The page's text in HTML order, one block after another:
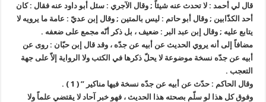
قال لي أحمد : لا تحدث عنه شيئاً ; وقال الآجري : سئل أبو داود عنه فقال : كان
أحد الكذّابين ; وقال أبو حاتم : ليس بالمتين ; وقال إبن عديّ : عامة ما يرويه لا
يتابع عليه ; وقال إبن عبد البر : ضعيف ، بل ذكر أنّه مجمع على ضعفه .
مضافاً إلى أنه يروي الحديث عن أبيه عن جدّه ، وقد قال إبن حبّان : روى عن
أبيه عن جدّه نسخة موضوعة لا يحلّ ذكرها في الكتب ولا الرواية إلاّ على جهة
التعجب .
وقال الحاكم : حدّث عن أبيه عن جدّه نسخة فيها مناكير ” ( 1 ) .
وفوق كل هذا لو سلّم بصحته هذا الحديث ، فهو خبر آحاد لا يقتضي علماً ولا